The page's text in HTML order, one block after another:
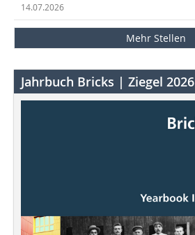
14.07.2026
Mehr Stellen
Jahrbuch Bricks | Ziegel 2026